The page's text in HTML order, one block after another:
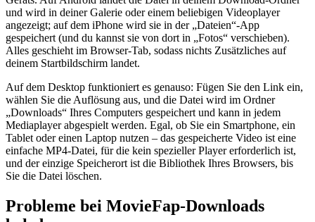
und wird in deiner Galerie oder einem beliebigen Videoplayer
angezeigt; auf dem iPhone wird sie in der „Dateien“-App
gespeichert (und du kannst sie von dort in „Fotos“ verschieben).
Alles geschieht im Browser-Tab, sodass nichts Zusätzliches auf
deinem Startbildschirm landet.
Auf dem Desktop funktioniert es genauso: Fügen Sie den Link ein,
wählen Sie die Auflösung aus, und die Datei wird im Ordner
„Downloads“ Ihres Computers gespeichert und kann in jedem
Mediaplayer abgespielt werden. Egal, ob Sie ein Smartphone, ein
Tablet oder einen Laptop nutzen – das gespeicherte Video ist eine
einfache MP4-Datei, für die kein spezieller Player erforderlich ist,
und der einzige Speicherort ist die Bibliothek Ihres Browsers, bis
Sie die Datei löschen.
Probleme bei MovieFap-Downloads